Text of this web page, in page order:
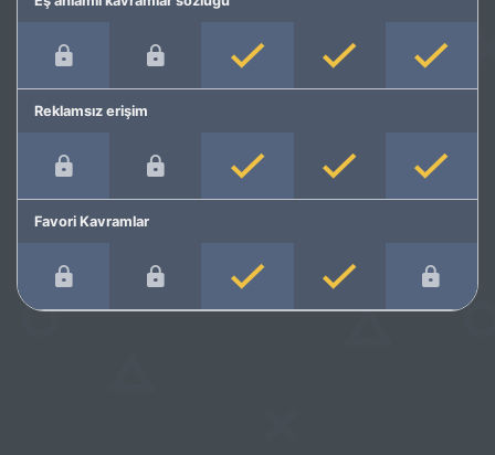
Reklamsız erişim
Favori Kavramlar